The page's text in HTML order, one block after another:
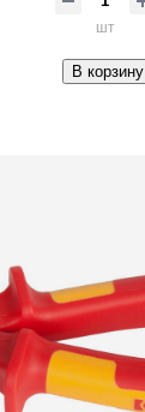
шт
В корзину